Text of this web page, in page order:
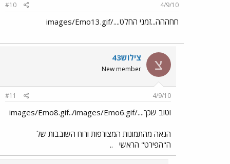
4/9/10
#10
חחההה...זמני החלט..../images/Emo13.gif
צ צילוש43
New member
4/9/10
#11
וטוב שכך..../images/Emo8.gif../images/Emo6.gif
הנאה מהתמונות המצורפות ורוח השובבות של
ה"הפירט" הראשי
..